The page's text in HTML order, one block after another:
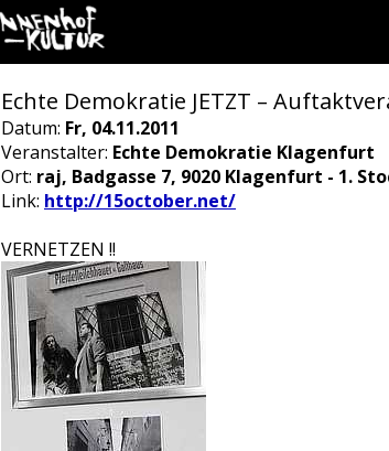
Echte Demokratie JETZT –
Datum: Fr, 04.11.2011
Veranstalter: Echte Demokratie Klagenfurt
Ort: raj, Badgasse 7, 9020 Klagenfurt - 1.
Link: http://15october.net/
VERNETZEN !!